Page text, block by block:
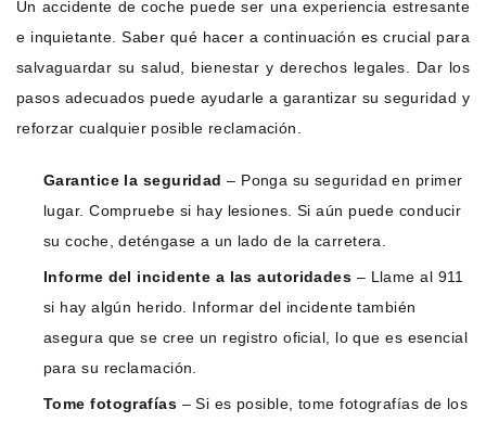
Un accidente de coche puede ser una experiencia estresante
e inquietante. Saber qué hacer a continuación es crucial para
salvaguardar su salud, bienestar y derechos legales. Dar los
pasos adecuados puede ayudarle a garantizar su seguridad y
reforzar cualquier posible reclamación.
Garantice la seguridad – Ponga su seguridad en primer
lugar. Compruebe si hay lesiones. Si aún puede conducir
su coche, deténgase a un lado de la carretera.
Informe del incidente a las autoridades – Llame al 911
si hay algún herido. Informar del incidente también
asegura que se cree un registro oficial, lo que es esencial
para su reclamación.
Tome fotografías – Si es posible, tome fotografías de los